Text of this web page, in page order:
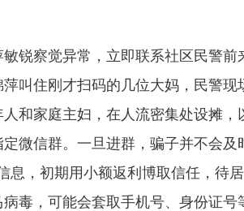
察觉异常，立即联系社区民警前
叫住刚才扫码的几位大妈，民警
和家庭主妇，在人流密集处设摊
微信群。一旦进群，骗子并不会及
息，初期用小额返利博取信任，待
毒，可能会套取手机号、身份证号